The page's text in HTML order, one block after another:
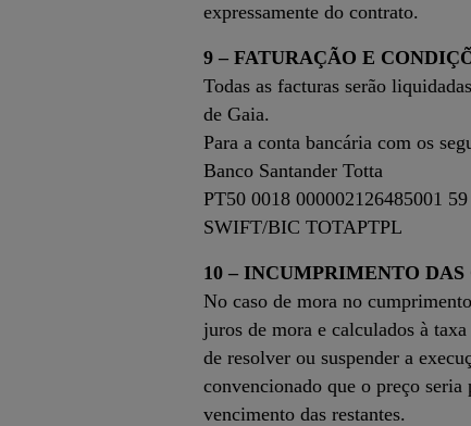
expressamente do contrato.
9 – FATURAÇÃO E
Todas as facturas serão
de Gaia.
Para a conta bancária com os
Banco Santander Totta
PT50 0018 000002126485001 59
SWIFT/BIC TOTAPTPL
10 – INCUMPRIMENTO
No caso de mora no
juros de mora e calculados à
de resolver ou suspender a
convencionado que o preço
vencimento das restantes.